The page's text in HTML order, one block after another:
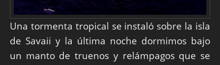
Una tormenta tropical se instaló sobre la isla
de Savaii y la última noche dormimos bajo
un manto de truenos y relámpagos que se